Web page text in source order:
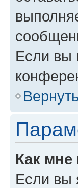
Если вы
Как мне
Если вы